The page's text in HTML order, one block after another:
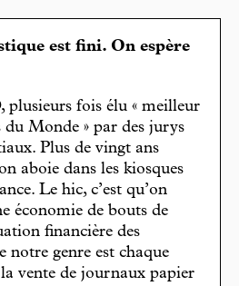
est fini. On espère
plusieurs fois élu « meilleur
Monde » par des jurys
Plus de vingt ans
aboie dans les kiosques
Le hic, c’est qu’on
économie de bouts de
financière des
notre genre est chaque
vente de journaux papier